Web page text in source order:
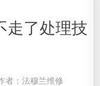
走了处理技
者：法穆兰维修